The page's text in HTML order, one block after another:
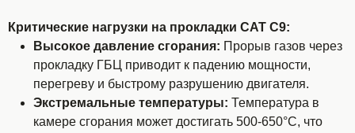
Критические нагрузки на прокладки CAT C9:
Высокое давление сгорания: Прорыв газов через
прокладку ГБЦ приводит к падению мощности,
перегреву и быстрому разрушению двигателя.
Экстремальные температуры: Температура в
камере сгорания может достигать 500-650°C, что